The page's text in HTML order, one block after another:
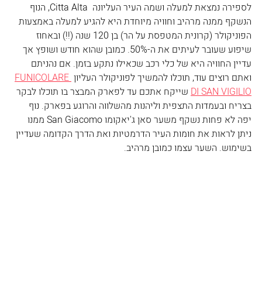
לספירה נמצאת למעלה ושמה העיר העליונה  Citta Alta, הנוף
הנשקף ממנה מרהיב וחוויה מיוחדת היא להגיע למעלה באמצעות
הפוניקולר (קרונית המטפסת על הר) בן 120 שנה (!!) ובאחוז
שיפוע שעובר לעיתים את ה-50%. כמובן שהוא חודש ושופץ אך
עדיין החוויה היא של כלי רכב שכאילו נתקע בזמן. אם נהניתם
ואתם רוצים עוד, תוכלו להמשיך לפוניקולר העליון FUNICOLARE
DI SAN VIGILIO שייקח אתכם עד לפארק המבצר בו תוכלו לבקר
בצריח ובעמדות התצפית וליהנות מהשלווה והרוגע בפארק. נוף
יפה לא פחות נשקף משער סאן ג'יאקומו San Giacomo ממנו
ניתן לראות את חומות העיר הדרמטיות ואת הדרך הקדומה שעדיין
בשימוש. השער עצמו כמובן מרהיב.